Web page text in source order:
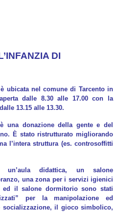
DI
ubicata nel comune di Tarcento in
dalle 8.30 alle 17.00 con la
13.15 alle 13.30.
una donazione della gente e del
È stato ristrutturato migliorando
l’intera struttura (es. controsoffitti
un’aula didattica, un salone
una zona per i servizi igienici
ed il salone dormitorio sono stati
per la manipolazione ed
socializzazione, il gioco simbolico,